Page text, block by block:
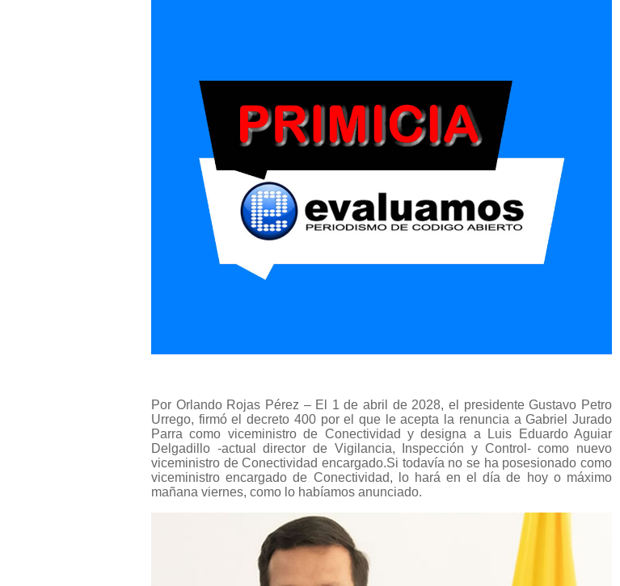
Por Orlando Rojas Pérez – El 1 de abril de 2028, el presidente Gustavo Petro
Urrego, firmó el decreto 400 por el que le acepta la renuncia a Gabriel Jurado
Parra como viceministro de Conectividad y designa a Luis Eduardo Aguiar
Delgadillo -actual director de Vigilancia, Inspección y Control- como nuevo
viceministro de Conectividad encargado.Si todavía no se ha posesionado como
viceministro encargado de Conectividad, lo hará en el día de hoy o máximo
mañana viernes, como lo habíamos anunciado.